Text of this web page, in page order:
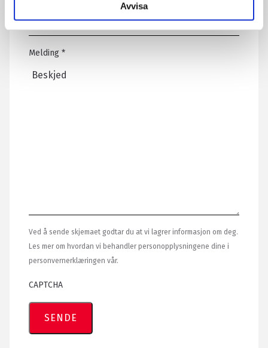
Avvisa
Melding *
Ved å sende skjemaet godtar du at vi lagrer informasjon om deg.
Les mer om hvordan vi behandler personopplysningene dine i
personvernerklæringen vår.
CAPTCHA